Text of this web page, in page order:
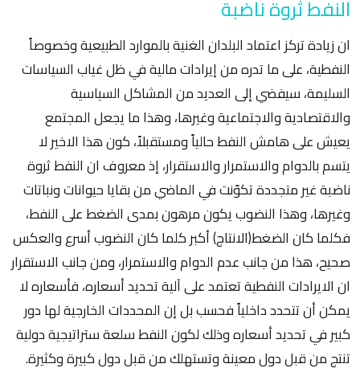
النفط ثروة ناضبة
ان زيادة تركز اعتماد البلدان الغنية بالموارد الطبيعية وخصوصاً
النفطية، على ما تدره من إيرادات مالية في ظل غياب السياسات
السليمة، سيفضي إلى العديد من المشاكل السياسية
والاقتصادية والاجتماعية وغيرها، وهذا ما يجعل المجتمع
يعيش على هامش النفط حالياً ومستقبلاً، كون هذا الاخير لا
يتسم بالدوام والاستمرار والاستقرار، إذ معروف ان النفط ثروة
ناضبة غير متجددة تكوّنت في الماضي من بقايا حيوانات ونباتات
وغيرها، وهذا النضوب يكون مرهون بمدى الضغط على النفط،
فكلما كان الضغط(الانتاج) أكبر كلما كان النضوب أسرع والعكس
صحيح، هذا من جانب عدم الدوام والاستمرار، ومن جانب الاستقرار
ان الايرادات النفطية تعتمد على آلية تحديد أسعاره، فأسعاره لا
يمكن أن تتحدد داخلياً فحسب بل إن المحددات الخارجية لها دور
كبير في تحديد أسعاره وذلك لكون النفط سلعة ستراتيجية دولية
تنتج من قبل دول معينة وتستهلك من قبل دول كبيرة وكثيرة.